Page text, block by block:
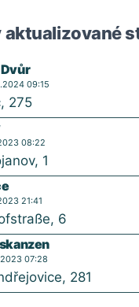
aktualizované
09:15
275
08:22
1
21:41
6
07:28
281